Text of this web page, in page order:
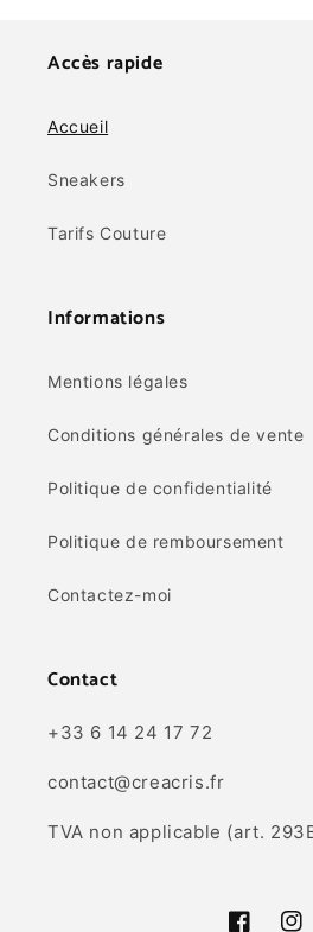
Accès rapide
Accueil
Sneakers
Tarifs Couture
Informations
Mentions légales
Conditions générales de vente
Politique de confidentialité
Politique de remboursement
Contactez-moi
Contact
+33 6 14 24 17 72
contact@creacris.fr
TVA non applicable (art.